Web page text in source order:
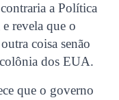
a Política
revela que o
coisa senão
dos EUA.
que o governo